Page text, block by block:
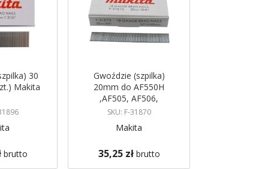
30
Makita
brutto
Gwoździe (szpilka)
20mm do AF550H
,AF505, AF506,
DFN350, DBN500
SKU: F-31870
Makita
35,25 zł brutto